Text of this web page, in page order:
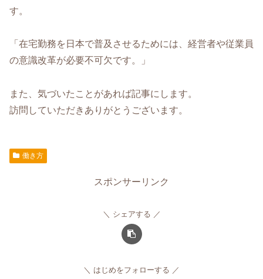
す。
「在宅勤務を日本で普及させるためには、経営者や従業員
の意識改革が必要不可欠です。」
また、気づいたことがあれば記事にします。
訪問していただきありがとうございます。
働き方
スポンサーリンク
シェアする
はじめをフォローする